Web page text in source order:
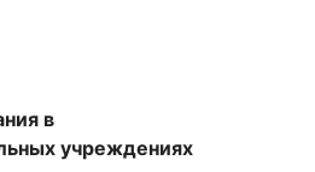
в
учреждениях